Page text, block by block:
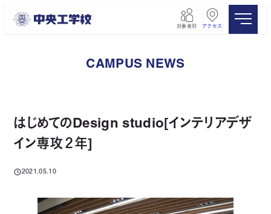
対象者別 アクセス
CAMPUS NEWS
はじめてのDesign studio[インテリアデザ
イン専攻２年]
投稿日
2021.05.10